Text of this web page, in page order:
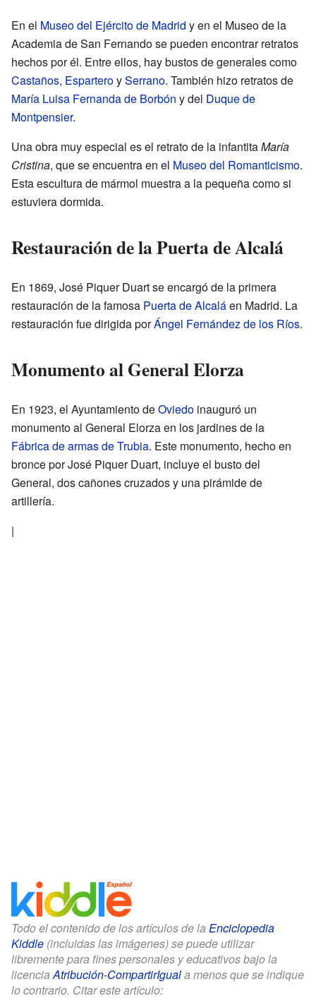
En el Museo del Ejército de Madrid y en el Museo de la
Academia de San Fernando se pueden encontrar retratos
hechos por él. Entre ellos, hay bustos de generales como
Castaños, EsparteroySerrano. También hizo retratos de
María Luisa Fernanda de Borbón y del Duque de
Montpensier.
Una obra muy especial es el retrato de la infantitaMaría
Cristina, que se encuentra en el Museo del Romanticismo.
Esta escultura de mármol muestra a la pequeña como si
estuviera dormida.
Restauración de la Puerta de Alcalá
En 1869, José Piquer Duart se encargó de la primera
restauración de la famosa Puerta de Alcaláen Madrid. La
restauración fue dirigida porÁngel Fernández de los Ríos.
Monumento al General Elorza
En 1923, el Ayuntamiento deOviedo inauguró un
monumento al General Elorza en los jardines de la
Fábrica de armas de Trubia. Este monumento, hecho en
bronce por José Piquer Duart, incluye el busto del
General, dos cañones cruzados y una pirámide de
artillería.
|
Todo el contenido de los artículos de la Enciclopedia
Kiddle (incluidas las imágenes) se puede utilizar
libremente para fines personales y educativos bajo la
licenciaAtribución-CompartirIguala menos que se indique
lo contrario. Citar este artículo: